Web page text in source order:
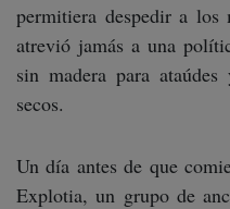
permitiera despedir a los
atrevió jamás a una
sin madera para
secos.
Un día antes de que
Explotia, un grupo de